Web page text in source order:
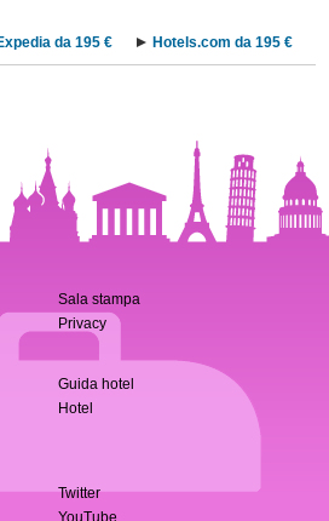
da 195 € Hotels.com da 195 €
Sala stampa
Privacy
Guida hotel
Hotel
Twitter
YouTube